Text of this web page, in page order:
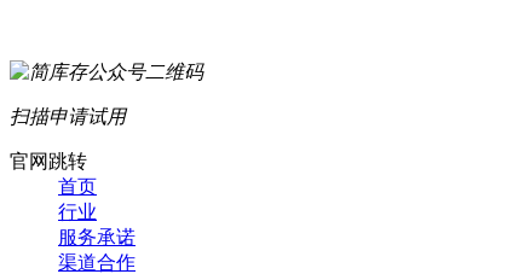
扫描申请试用
官网跳转
首页
行业
服务承诺
渠道合作